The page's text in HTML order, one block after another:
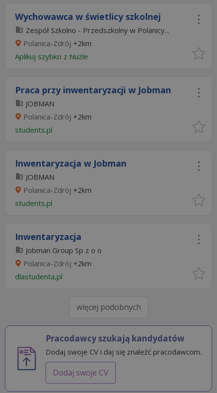
Wychowawca w świetlicy szkolnej
Zespół Szkolno - Przedszkolny w Polanicy...
Polanica-Zdrój +2km
Aplikuj szybko z Nuzle
Praca przy inwentaryzacji w Jobman
JOBMAN
Polanica-Zdrój +2km
students.pl
Inwentaryzacja w Jobman
JOBMAN
Polanica-Zdrój +2km
students.pl
Inwentaryzacja
Jobman Group Sp z o o
Polanica-Zdrój +2km
dlastudenta,pl
więcej podobnych
Pracodawcy szukają kandydatów
Dodaj swoje CV i daj się znaleźć pracodawcom.
Dodaj swoje CV